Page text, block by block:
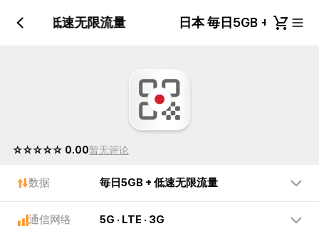
5GB + 低速无限流量 日本 毎日5GB + 低速
☆☆☆☆☆ 0.00暂无评论
数据 毎日5GB + 低速无限流量
通信网络 5G · LTE · 3G